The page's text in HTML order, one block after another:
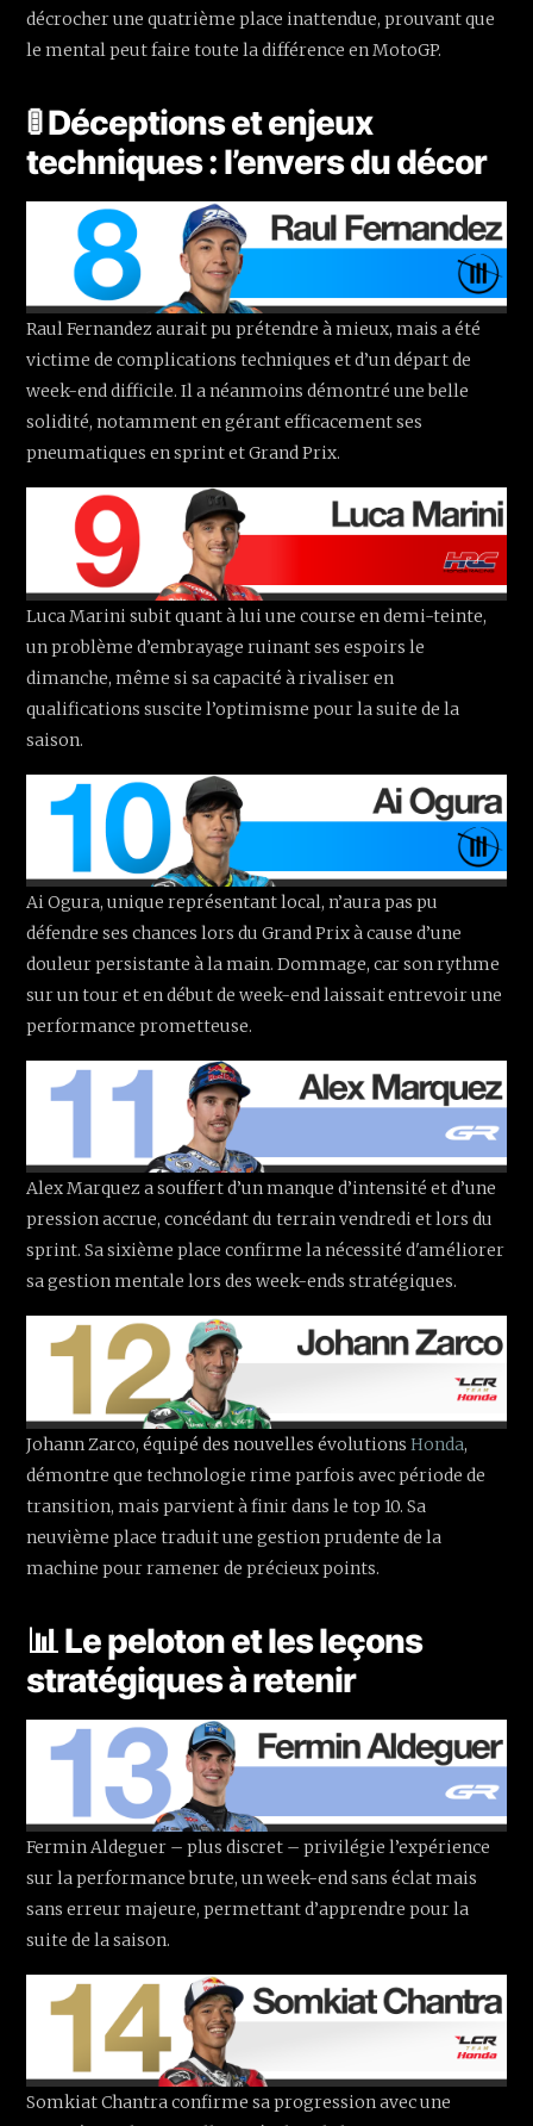
décrocher une quatrième place inattendue, prouvant que
le mental peut faire toute la différence en MotoGP.
🚦 Déceptions et enjeux
techniques : l’envers du décor
Raul Fernandez aurait pu prétendre à mieux, mais a été
victime de complications techniques et d’un départ de
week-end difficile. Il a néanmoins démontré une belle
solidité, notamment en gérant efficacement ses
pneumatiques en sprint et Grand Prix.
Luca Marini subit quant à lui une course en demi-teinte,
un problème d’embrayage ruinant ses espoirs le
dimanche, même si sa capacité à rivaliser en
qualifications suscite l’optimisme pour la suite de la
saison.
Ai Ogura, unique représentant local, n’aura pas pu
défendre ses chances lors du Grand Prix à cause d’une
douleur persistante à la main. Dommage, car son rythme
sur un tour et en début de week-end laissait entrevoir une
performance prometteuse.
Alex Marquez a souffert d’un manque d’intensité et d’une
pression accrue, concédant du terrain vendredi et lors du
sprint. Sa sixième place confirme la nécessité d'améliorer
sa gestion mentale lors des week-ends stratégiques.
Johann Zarco, équipé des nouvelles évolutionsHonda,
démontre que technologie rime parfois avec période de
transition, mais parvient à finir dans le top 10. Sa
neuvième place traduit une gestion prudente de la
machine pour ramener de précieux points.
📊 Le peloton et les leçons
stratégiques à retenir
Fermin Aldeguer – plus discret – privilégie l’expérience
sur la performance brute, un week-end sans éclat mais
sans erreur majeure, permettant d’apprendre pour la
suite de la saison.
Somkiat Chantra confirme sa progression avec une